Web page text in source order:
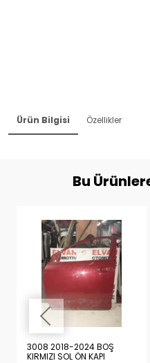
Ürün Bilgisi Özellikler
Bu
3008 2018-2024 BOŞ
KIRMIZI SOL ÖN KAPI